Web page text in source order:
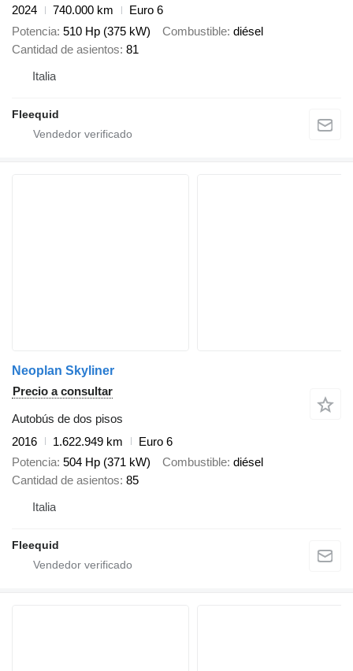
2024
740.000 km
Euro 6
Potencia 510 Hp (375 kW) Combustible diésel
Cantidad de asientos 81
Italia
Fleequid
Neoplan Skyliner
Precio a consultar
Autobús de dos pisos
2016
1.622.949 km
Euro 6
Potencia 504 Hp (371 kW) Combustible diésel
Cantidad de asientos 85
Italia
Fleequid